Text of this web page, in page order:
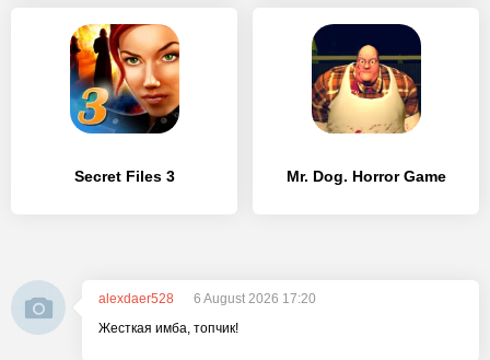
Secret Files 3 Mr. Dog. Horror Game
alexdaer528
6 August 2026 17:20
Жесткая имба, топчик!